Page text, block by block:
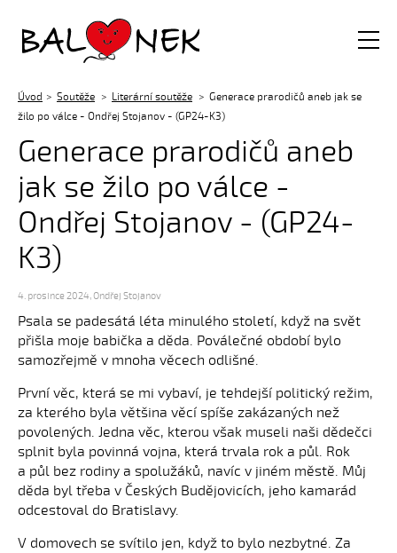
Balónek z.s.
Úvod Soutěže Literární soutěže
Generace prarodičů aneb jak se
žilo po válce - Ondřej Stojanov - (GP24-K3)
Generace prarodičů aneb
jak se žilo po válce -
Ondřej Stojanov - (GP24-
K3)
4. prosince 2024, Ondřej Stojanov
Psala se padesátá léta minulého století, když na svět
přišla moje babička a děda. Poválečné období bylo
samozřejmě v mnoha věcech odlišné.
První věc, která se mi vybaví, je tehdejší politický režim,
za kterého byla většina věcí spíše zakázaných než
povolených. Jedna věc, kterou však museli naši dědečci
splnit byla povinná vojna, která trvala rok a půl. Rok
a půl bez rodiny a spolužáků, navíc v jiném městě. Můj
děda byl třeba v Českých Budějovicích, jeho kamarád
odcestoval do Bratislavy.
V domovech se svítilo jen, když to bylo nezbytné. Za